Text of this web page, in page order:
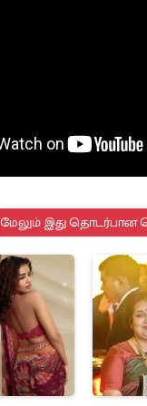
மேலும் இது தொடர்பான